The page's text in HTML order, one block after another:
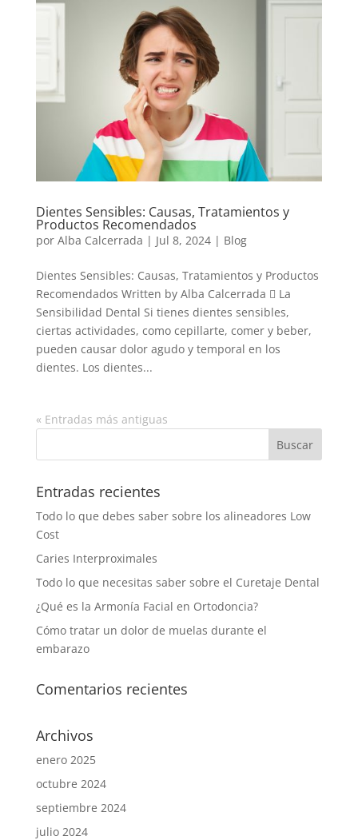
Dientes Sensibles: Causas, Tratamientos y
Productos Recomendados
por Alba Calcerrada | Jul 8, 2024| Blog
Dientes Sensibles: Causas, Tratamientos y Productos
Recomendados Written by Alba Calcerrada  La
Sensibilidad Dental Si tienes dientes sensibles,
ciertas actividades, como cepillarte, comer y beber,
pueden causar dolor agudo y temporal en los
dientes. Los dientes...
« Entradas más antiguas
Entradas recientes
Todo lo que debes saber sobre los alineadores Low
Cost
Caries Interproximales
Todo lo que necesitas saber sobre el Curetaje Dental
¿Qué es la Armonía Facial en Ortodoncia?
Cómo tratar un dolor de muelas durante el
embarazo
Comentarios recientes
Archivos
enero 2025
octubre 2024
septiembre 2024
julio 2024